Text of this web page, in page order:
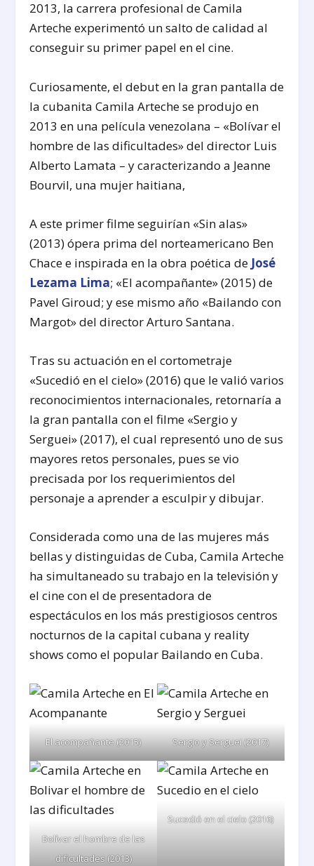
2013, la carrera profesional de Camila
Arteche experimentó un salto de calidad al
conseguir su primer papel en el cine.
Curiosamente, el debut en la gran pantalla de
la cubanita Camila Arteche se produjo en
2013 en una película venezolana – «Bolívar el
hombre de las dificultades» del director Luis
Alberto Lamata – y caracterizando a Jeanne
Bourvil, una mujer haitiana,
A este primer filme seguirían «Sin alas»
(2013) ópera prima del norteamericano Ben
Chace e inspirada en la obra poética de José
Lezama Lima; «El acompañante» (2015) de
Pavel Giroud; y ese mismo año «Bailando con
Margot» del director Arturo Santana.
Tras su actuación en el cortometraje
«Sucedió en el cielo» (2016) que le valió varios
reconocimientos internacionales, retornaría a
la gran pantalla con el filme «Sergio y
Serguei» (2017), el cual representó uno de sus
mayores retos personales, pues se vio
precisada por los requerimientos del
personaje a aprender a esculpir y dibujar.
Considerada como una de las mujeres más
bellas y distinguidas de Cuba, Camila Arteche
ha simultaneado su trabajo en la televisión y
el cine con el de presentadora de
espectáculos en los más prestigiosos centros
nocturnos de la capital cubana y reality
shows como el popular Bailando en Cuba.
El acompañante (2015) Sergio y Serguei (2017)
Bolívar el hombre de las
dificultades (2013)
Sucedió en el cielo (2016)